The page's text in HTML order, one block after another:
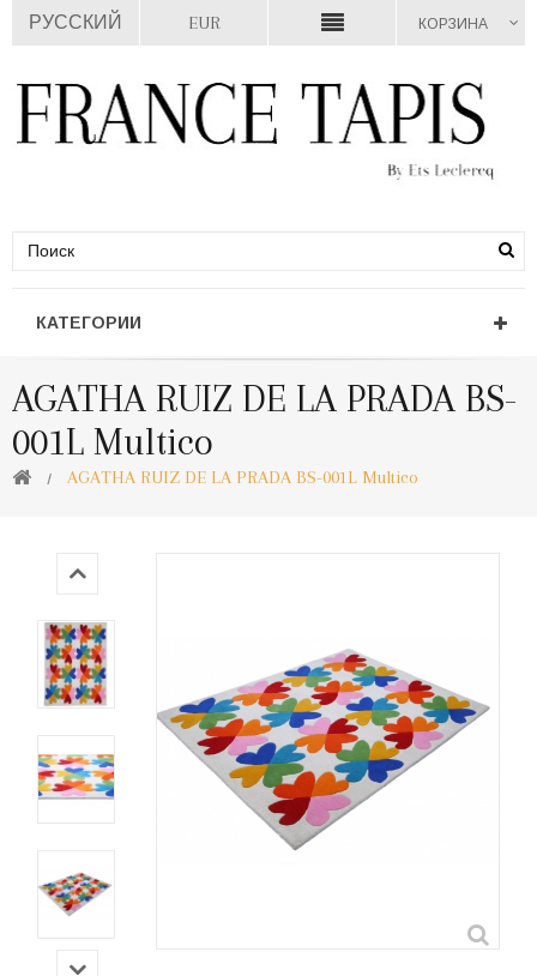
РУССКИЙ EUR КОРЗИНА
КАТЕГОРИИ
AGATHA RUIZ DE LA PRADA BS-
001L Multico
AGATHA RUIZ DE LA PRADA BS-001L Multico